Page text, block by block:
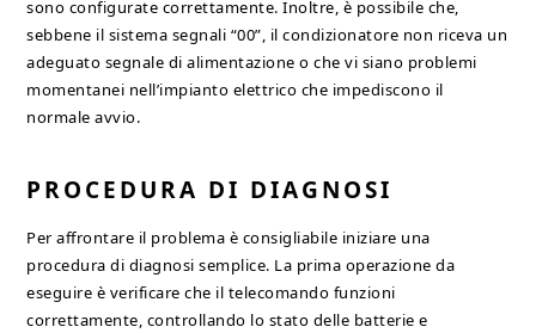
sono configurate correttamente. Inoltre, è possibile che,
sebbene il sistema segnali “00”, il condizionatore non riceva un
adeguato segnale di alimentazione o che vi siano problemi
momentanei nell’impianto elettrico che impediscono il
normale avvio.
PROCEDURA DI DIAGNOSI
Per affrontare il problema è consigliabile iniziare una
procedura di diagnosi semplice. La prima operazione da
eseguire è verificare che il telecomando funzioni
correttamente, controllando lo stato delle batterie e